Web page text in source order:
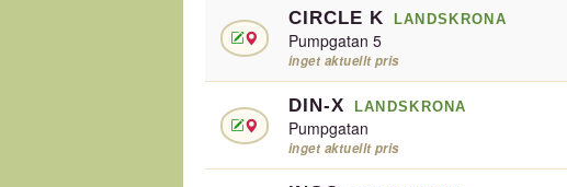
CIRCLE K LANDSKRONA
Pumpgatan 5
inget aktuellt pris
DIN-X LANDSKRONA
Pumpgatan
inget aktuellt pris